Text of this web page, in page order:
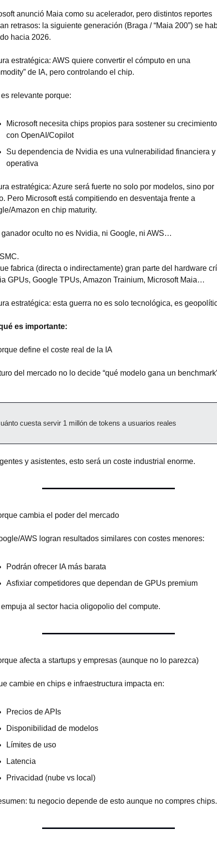
anunció Maia como su acelerador, pero distintos reportes
retrasos: la siguiente generación (Braga / “Maia 200”) se
hacia 2026.
estratégica: AWS quiere convertir el cómputo en una
de IA, pero controlando el chip.
relevante porque:
Microsoft necesita chips propios para sostener su crecimiento
con OpenAI/Copilot
Su dependencia de Nvidia es una vulnerabilidad financiera y
operativa
estratégica: Azure será fuerte no solo por modelos, sino por
Pero Microsoft está compitiendo en desventaja frente a
Amazon en chip maturity.
oculto no es Nvidia, ni Google, ni AWS…
fabrica (directa o indirectamente) gran parte del hardware
GPUs, Google TPUs, Amazon Trainium, Microsoft Maia…
estratégica: esta guerra no es solo tecnológica, es
es importante:
define el coste real de la IA
del mercado no lo decide “qué modelo gana un
cuesta servir 1 millón de tokens a usuarios reales
y asistentes, esto será un coste industrial enorme.
cambia el poder del mercado
AWS logran resultados similares con costes menores:
Podrán ofrecer IA más barata
Asfixiar competidores que dependan de GPUs premium
al sector hacia oligopolio del compute.
afecta a startups y empresas (aunque no lo parezca)
cambie en chips e infraestructura impacta en:
Precios de APIs
Disponibilidad de modelos
Límites de uso
Latencia
Privacidad (nube vs local)
tu negocio depende de esto aunque no compres chips.